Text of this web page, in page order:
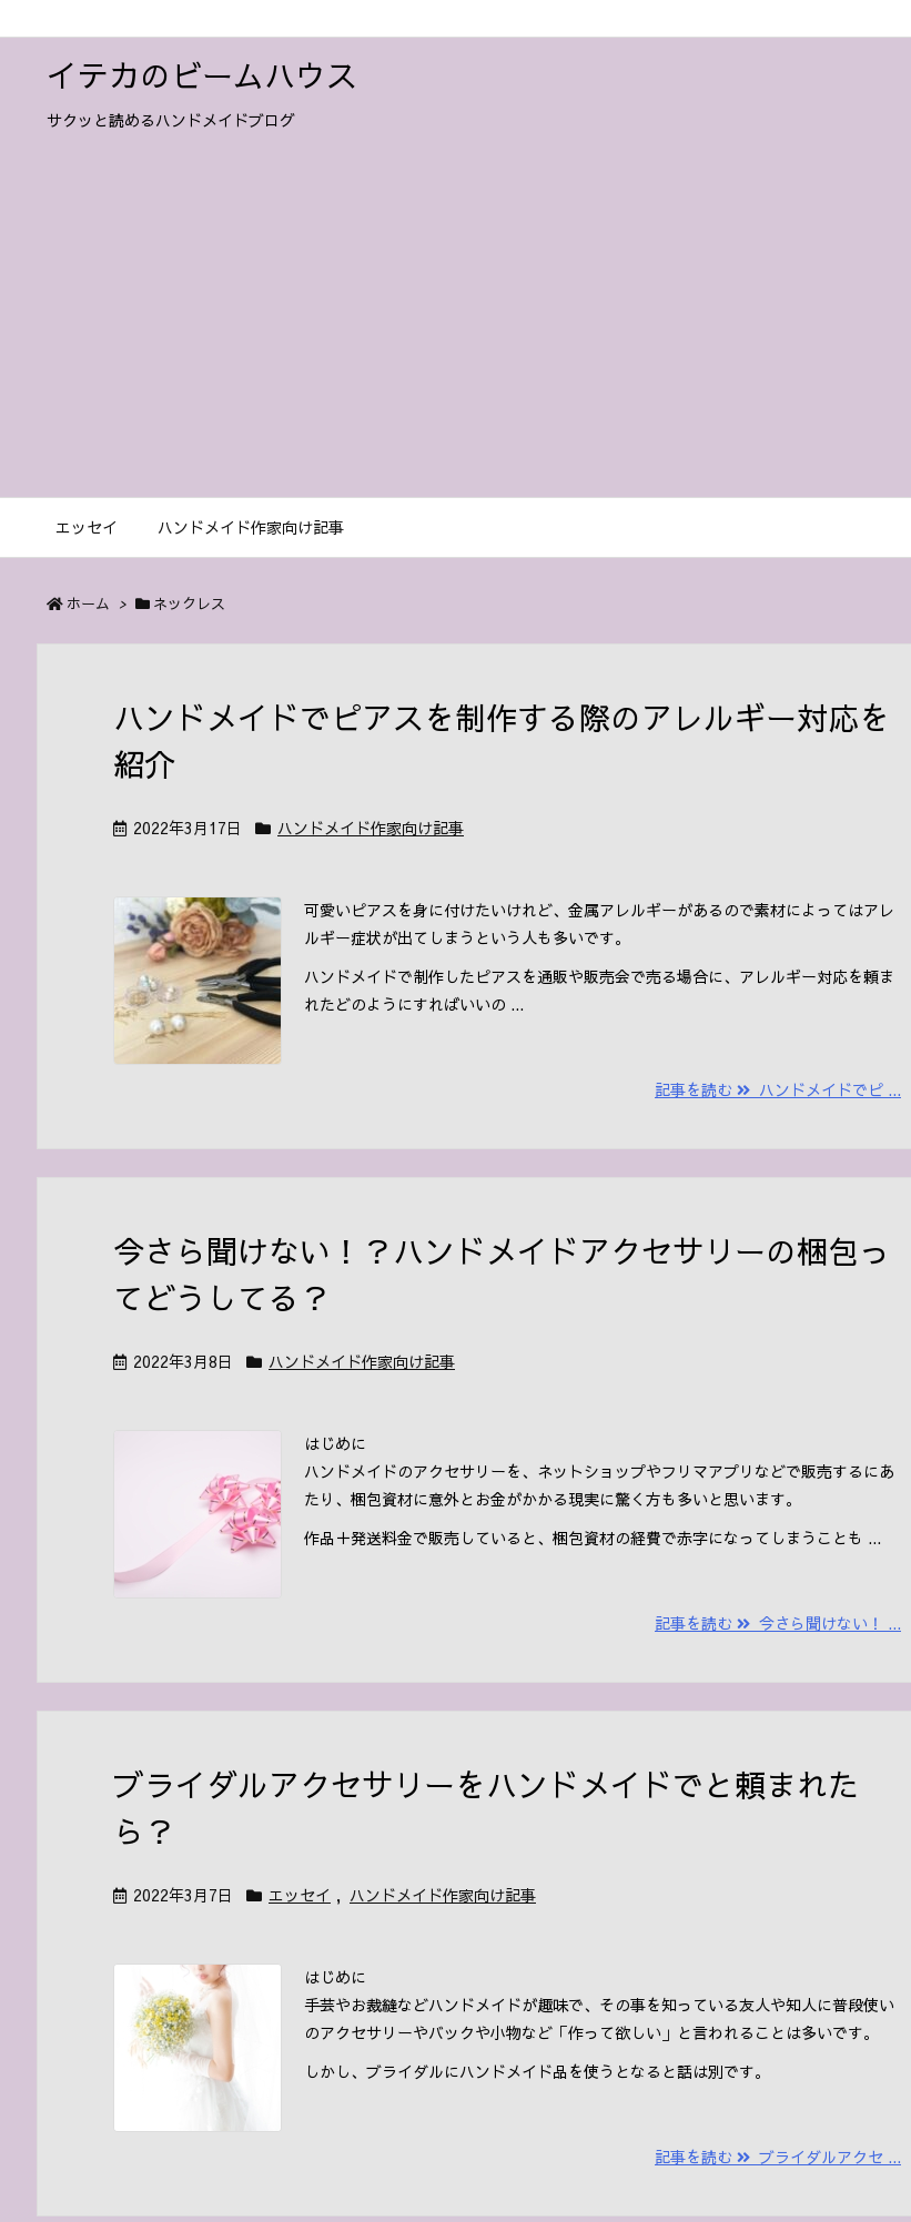
イテカのビームハウス
サクッと読めるハンドメイドブログ
エッセイ ハンドメイド作家向け記事
ホーム > ネックレス
ハンドメイドでピアスを制作する際のアレルギー対応を
紹介
2022年3月17日 ハンドメイド作家向け記事
可愛いピアスを身に付けたいけれど、金属アレルギーがあるので素材によってはアレ
ルギー症状が出てしまうという人も多いです。
ハンドメイドで制作したピアスを通販や販売会で売る場合に、アレルギー対応を頼ま
れたどのようにすればいいの ...
記事を読む ハンドメイドでピ ...
今さら聞けない！？ハンドメイドアクセサリーの梱包っ
てどうしてる？
2022年3月8日 ハンドメイド作家向け記事
はじめに
ハンドメイドのアクセサリーを、ネットショップやフリマアプリなどで販売するにあ
たり、梱包資材に意外とお金がかかる現実に驚く方も多いと思います。
作品＋発送料金で販売していると、梱包資材の経費で赤字になってしまうことも ...
記事を読む 今さら聞けない！ ...
ブライダルアクセサリーをハンドメイドでと頼まれた
ら？
2022年3月7日 エッセイ , ハンドメイド作家向け記事
はじめに
手芸やお裁縫などハンドメイドが趣味で、その事を知っている友人や知人に普段使い
のアクセサリーやバックや小物など「作って欲しい」と言われることは多いです。
しかし、ブライダルにハンドメイド品を使うとなると話は別です。
記事を読む ブライダルアクセ ...